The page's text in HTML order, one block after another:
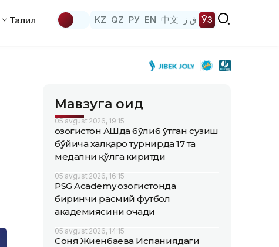
Таҳлил KZ QZ РУ EN 中文 ق ز ЎЗ
Мавзуга оид
05 avgust 2026, 19:15
Қозоғистон АҚШда бўлиб ўтган сузиш
бўйича халқаро турнирда 17 та
медални қўлга киритди
05 avgust 2026, 16:15
PSG Academy Қозоғистонда
биринчи расмий футбол
академиясини очади
05 avgust 2026, 14:15
Соня Жиенбаева Испаниядаги